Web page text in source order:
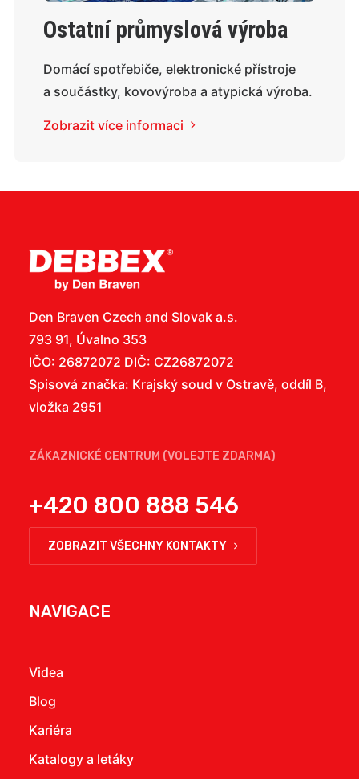
Ostatní průmyslová výroba
Domácí spotřebiče, elektronické přístroje
a součástky, kovovýroba a atypická výroba.
Zobrazit více informaci
Den Braven Czech and Slovak a.s.
793 91, Úvalno 353
IČO: 26872072 DIČ: CZ26872072
Spisová značka: Krajský soud v Ostravě, oddíl B,
vložka 2951
ZÁKAZNICKÉ CENTRUM (VOLEJTE ZDARMA)
+420 800 888 546
ZOBRAZIT VŠECHNY KONTAKTY
NAVIGACE
Videa
Blog
Kariéra
Katalogy a letáky